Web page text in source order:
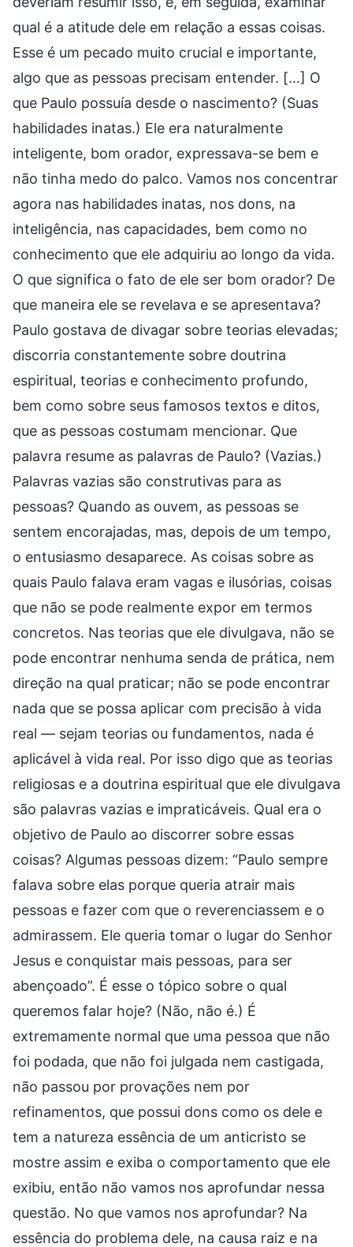
qual é a atitude dele em relação a essas coisas.
Esse é um pecado muito crucial e importante,
algo que as pessoas precisam entender. […] O
que Paulo possuía desde o nascimento? (Suas
habilidades inatas.) Ele era naturalmente
inteligente, bom orador, expressava-se bem e
não tinha medo do palco. Vamos nos concentrar
agora nas habilidades inatas, nos dons, na
inteligência, nas capacidades, bem como no
conhecimento que ele adquiriu ao longo da vida.
O que significa o fato de ele ser bom orador? De
que maneira ele se revelava e se apresentava?
Paulo gostava de divagar sobre teorias elevadas;
discorria constantemente sobre doutrina
espiritual, teorias e conhecimento profundo,
bem como sobre seus famosos textos e ditos,
que as pessoas costumam mencionar. Que
palavra resume as palavras de Paulo? (Vazias.)
Palavras vazias são construtivas para as
pessoas? Quando as ouvem, as pessoas se
sentem encorajadas, mas, depois de um tempo,
o entusiasmo desaparece. As coisas sobre as
quais Paulo falava eram vagas e ilusórias, coisas
que não se pode realmente expor em termos
concretos. Nas teorias que ele divulgava, não se
pode encontrar nenhuma senda de prática, nem
direção na qual praticar; não se pode encontrar
nada que se possa aplicar com precisão à vida
real — sejam teorias ou fundamentos, nada é
aplicável à vida real. Por isso digo que as teorias
religiosas e a doutrina espiritual que ele divulgava
são palavras vazias e impraticáveis. Qual era o
objetivo de Paulo ao discorrer sobre essas
coisas? Algumas pessoas dizem: “Paulo sempre
falava sobre elas porque queria atrair mais
pessoas e fazer com que o reverenciassem e o
admirassem. Ele queria tomar o lugar do Senhor
Jesus e conquistar mais pessoas, para ser
abençoado”. É esse o tópico sobre o qual
queremos falar hoje? (Não, não é.) É
extremamente normal que uma pessoa que não
foi podada, que não foi julgada nem castigada,
não passou por provações nem por
refinamentos, que possui dons como os dele e
tem a natureza essência de um anticristo se
mostre assim e exiba o comportamento que ele
exibiu, então não vamos nos aprofundar nessa
questão. No que vamos nos aprofundar? Na
essência do problema dele, na causa raiz e na